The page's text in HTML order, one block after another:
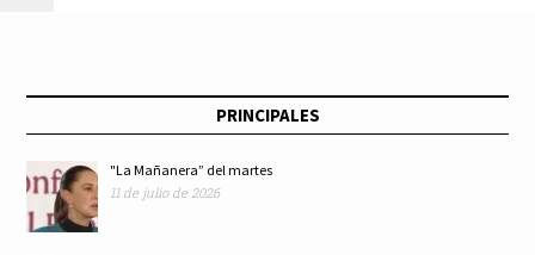
PRINCIPALES
"La Mañanera” del martes
11 de julio de 2026